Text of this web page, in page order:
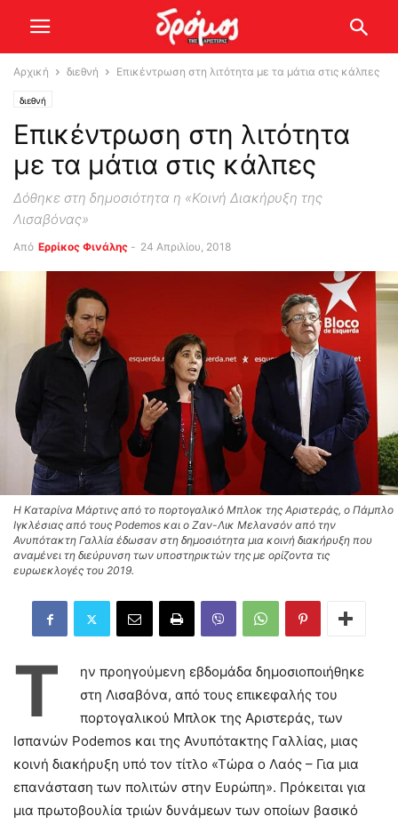
Αρχική διεθνή Επικέντρωση στη λιτότητα με τα μάτια στις κάλπες
διεθνή
Επικέντρωση στη λιτότητα
με τα μάτια στις κάλπες
Δόθηκε στη δημοσιότητα η «Κοινή Διακήρυξη της
Λισαβόνας»
Από Ερρίκος Φινάλης - 24 Απριλίου, 2018
Η Καταρίνα Μάρτινς από το πορτογαλικό Μπλοκ της Αριστεράς, ο Πάμπλο
Ιγκλέσιας από τους Podemos και ο Ζαν-Λικ Μελανσόν από την
Ανυπότακτη Γαλλία έδωσαν στη δημοσιότητα μια κοινή διακήρυξη που
αναμένει τη διεύρυνση των υποστηρικτών της με ορίζοντα τις
ευρωεκλογές του 2019.
Τ
ην προηγούμενη εβδομάδα δημοσιοποιήθηκε
στη Λισαβόνα, από τους επικεφαλής του
πορτογαλικού Μπλοκ της Αριστεράς, των
Ισπανών Podemos και της Ανυπότακτης Γαλλίας, μιας
κοινή διακήρυξη υπό τον τίτλο «Τώρα ο Λαός – Για μια
επανάσταση των πολιτών στην Ευρώπη». Πρόκειται για
μια πρωτοβουλία τριών δυνάμεων των οποίων βασικό